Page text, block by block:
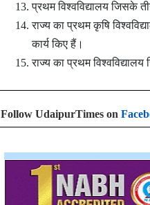
प्रथम विश्वविद्यालय जिसके
राज्य का प्रथम कृषि
कार्य किए हैं।
राज्य का प्रथम विश्वविद्यालय
Follow UdaipurTimes on